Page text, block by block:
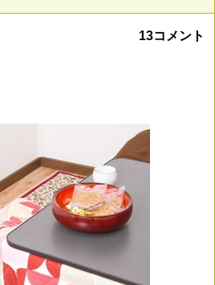
13コメント